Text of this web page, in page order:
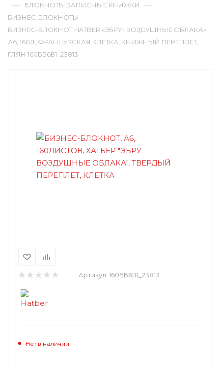
— БЛОКНОТЫ,ЗАПИСНЫЕ КНИЖКИ —
БИЗНЕС-БЛОКНОТЫ —
БИЗНЕС-БЛОКНОТ HATBER «ЭБРУ- ВОЗДУШНЫЕ ОБЛАКА»,
А6, 160Л, ФРАНЦУЗСКАЯ КЛЕТКА, КНИЖНЫЙ ПЕРЕПЛЕТ,
ГЛЯН 160ББ6В1_23813
Артикул: 160ББ6В1_23813
Нет в наличии